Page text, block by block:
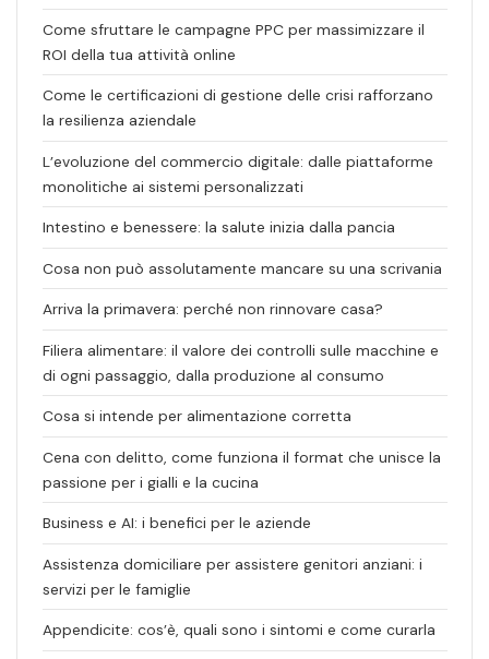
Come sfruttare le campagne PPC per massimizzare il
ROI della tua attività online
Come le certificazioni di gestione delle crisi rafforzano
la resilienza aziendale
L’evoluzione del commercio digitale: dalle piattaforme
monolitiche ai sistemi personalizzati
Intestino e benessere: la salute inizia dalla pancia
Cosa non può assolutamente mancare su una scrivania
Arriva la primavera: perché non rinnovare casa?
Filiera alimentare: il valore dei controlli sulle macchine e
di ogni passaggio, dalla produzione al consumo
Cosa si intende per alimentazione corretta
Cena con delitto, come funziona il format che unisce la
passione per i gialli e la cucina
Business e AI: i benefici per le aziende
Assistenza domiciliare per assistere genitori anziani: i
servizi per le famiglie
Appendicite: cos’è, quali sono i sintomi e come curarla